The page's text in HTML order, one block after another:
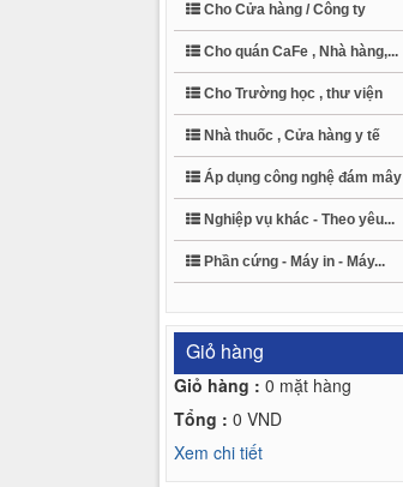
Cho Cửa hàng / Công ty
Cho quán CaFe , Nhà hàng,...
Cho Trường học , thư viện
Nhà thuốc , Cửa hàng y tế
Áp dụng công nghệ đám mây
Nghiệp vụ khác - Theo yêu...
Phần cứng - Máy in - Máy...
Giỏ hàng
Giỏ hàng : 0 mặt hàng
Tổng : 0 VND
Xem chi tiết